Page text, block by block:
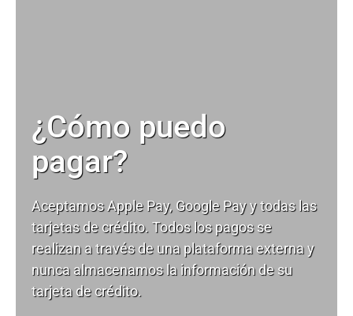
¿Cómo puedo
pagar?
Aceptamos Apple Pay, Google Pay y todas las
tarjetas de crédito. Todos los pagos se
realizan a través de una plataforma externa y
nunca almacenamos la información de su
tarjeta de crédito.